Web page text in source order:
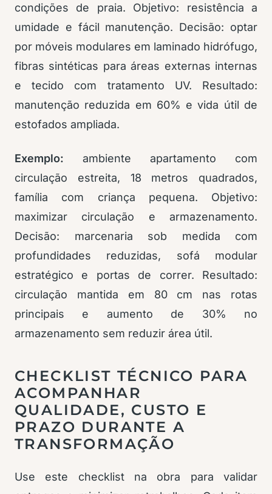
condições de praia. Objetivo: resistência a
umidade e fácil manutenção. Decisão: optar
por móveis modulares em laminado hidrófugo,
fibras sintéticas para áreas externas internas
e tecido com tratamento UV. Resultado:
manutenção reduzida em 60% e vida útil de
estofados ampliada.
Exemplo: ambiente apartamento com
circulação estreita, 18 metros quadrados,
família com criança pequena. Objetivo:
maximizar circulação e armazenamento.
Decisão: marcenaria sob medida com
profundidades reduzidas, sofá modular
estratégico e portas de correr. Resultado:
circulação mantida em 80 cm nas rotas
principais e aumento de 30% no
armazenamento sem reduzir área útil.
CHECKLIST TÉCNICO PARA
ACOMPANHAR
QUALIDADE, CUSTO E
PRAZO DURANTE A
TRANSFORMAÇÃO
Use este checklist na obra para validar